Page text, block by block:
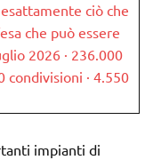
ciò che
che può essere
2026 · 236.000
condivisioni · 4.550
impianti di